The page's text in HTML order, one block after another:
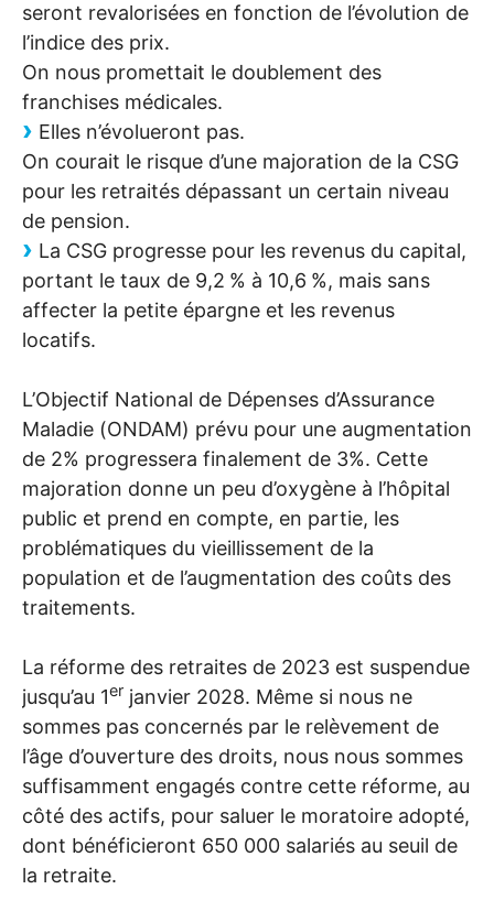
seront revalorisées en fonction de l’évolution de
l’indice des prix.
On nous promettait le doublement des
franchises médicales.
Elles n’évolueront pas.
On courait le risque d’une majoration de la CSG
pour les retraités dépassant un certain niveau
de pension.
La CSG progresse pour les revenus du capital,
portant le taux de 9,2 % à 10,6 %, mais sans
affecter la petite épargne et les revenus
locatifs.
L’Objectif National de Dépenses d’Assurance
Maladie (ONDAM) prévu pour une augmentation
de 2% progressera finalement de 3%. Cette
majoration donne un peu d’oxygène à l’hôpital
public et prend en compte, en partie, les
problématiques du vieillissement de la
population et de l’augmentation des coûts des
traitements.
La réforme des retraites de 2023 est suspendue
jusqu’au 1er janvier 2028. Même si nous ne
sommes pas concernés par le relèvement de
l’âge d’ouverture des droits, nous nous sommes
suffisamment engagés contre cette réforme, au
côté des actifs, pour saluer le moratoire adopté,
dont bénéficieront 650 000 salariés au seuil de
la retraite.